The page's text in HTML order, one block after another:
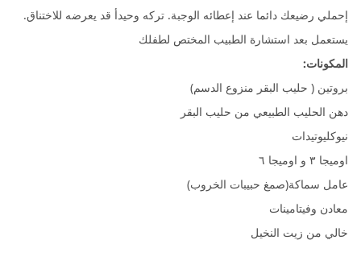
إحملي رضيعك دائما عند إعطائه الوجبة. تركه وحيدأ قد يعرضه للاختناق.
يستعمل بعد استشارة الطبيب المختص لطفلك
المكونات:
بروتين ( حليب البقر منزوع الدسم)
دهن الحليب الطبيعي من حليب البقر
نيوكليوتيدات
اوميجا ٣ و اوميجا ٦
عامل سماكة(صمغ حبيبات الخروب)
معادن وفيتامينات
خالي من زيت النخيل